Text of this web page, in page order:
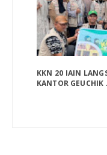
KKN 20 IAIN
KANTOR GEUCHIK